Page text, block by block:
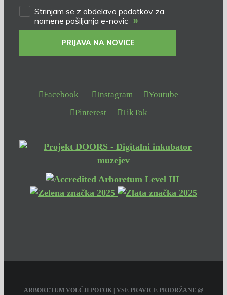
Strinjam se z obdelavo podatkov za
namene pošiljanja e-novic »
PRIJAVA NA NOVICE
Facebook Instagram
Youtube
Pinterest
TikTok
ARBORETUM VOLČJI POTOK | VSE PRAVICE PRIDRŽANE @